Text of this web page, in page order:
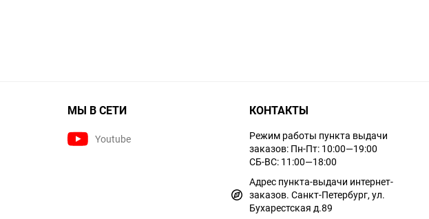
МЫ В СЕТИ
Youtube
КОНТАКТЫ
Режим работы пункта выдачи
заказов: Пн-Пт: 10:00—19:00
СБ-ВС: 11:00—18:00
Адрес пункта-выдачи интернет-
заказов. Санкт-Петербург, ул.
Бухарестская д.89